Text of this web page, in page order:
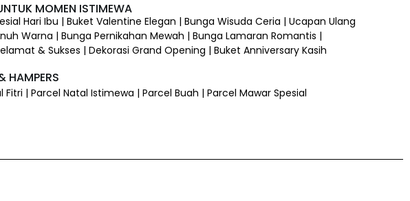
MOMEN ISTIMEWA
Hari Ibu | Buket Valentine Elegan | Bunga Wisuda Ceria | Ucapan Ulang
Warna | Bunga Pernikahan Mewah | Bunga Lamaran Romantis |
& Sukses | Dekorasi Grand Opening | Buket Anniversary Kasih
HAMPERS
Fitri | Parcel Natal Istimewa | Parcel Buah | Parcel Mawar Spesial